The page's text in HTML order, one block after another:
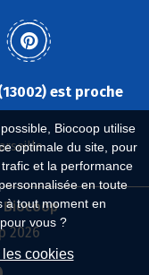
Biocoop utilise
optimale du site, pour
et la performance
en toute
à tout moment en
vous ?
les cookies
est proche
Biocoop
2026